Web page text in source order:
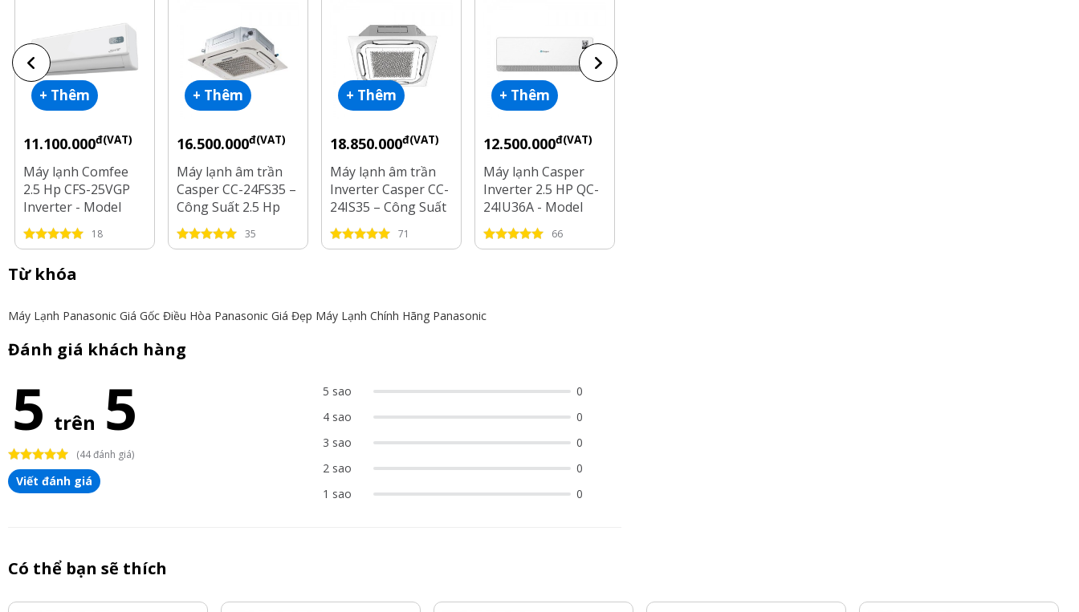
+ Thêm
11.100.000đ(VAT)
Máy lạnh Comfee
2.5 Hp CFS-25VGP
Inverter - Model
2025
18
+ Thêm
16.500.000đ(VAT)
Máy lạnh âm trần
Casper CC-24FS35 –
Công Suất 2.5 Hp
35
+ Thêm
18.850.000đ(VAT)
Máy lạnh âm trần
Inverter Casper CC-
24IS35 – Công Suất
2.5 Hp
71
+ Thêm
12.500.000đ(VAT)
Máy lạnh Casper
Inverter 2.5 HP QC-
24IU36A - Model
2025
66
Từ khóa
Máy Lạnh Panasonic Giá Gốc Điều Hòa Panasonic Giá Đẹp Máy Lạnh Chính Hãng Panasonic
Đánh giá khách hàng
5 trên 5
(44 đánh giá)
Viết đánh giá
5 sao
0
4 sao
0
3 sao
0
2 sao
0
1 sao
0
Có thể bạn sẽ thích